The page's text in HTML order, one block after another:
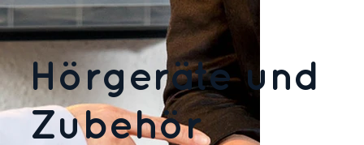
Hörgeräte und
Zubehör